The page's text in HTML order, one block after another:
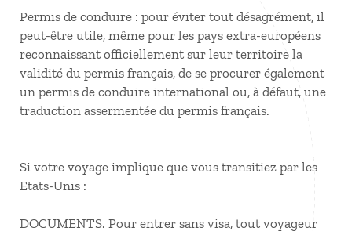
Permis de conduire : pour éviter tout désagrément, il
peut-être utile, même pour les pays extra-européens
reconnaissant officiellement sur leur territoire la
validité du permis français, de se procurer également
un permis de conduire international ou, à défaut, une
traduction assermentée du permis français.
Si votre voyage implique que vous transitiez par les
Etats-Unis :
DOCUMENTS. Pour entrer sans visa, tout voyageur